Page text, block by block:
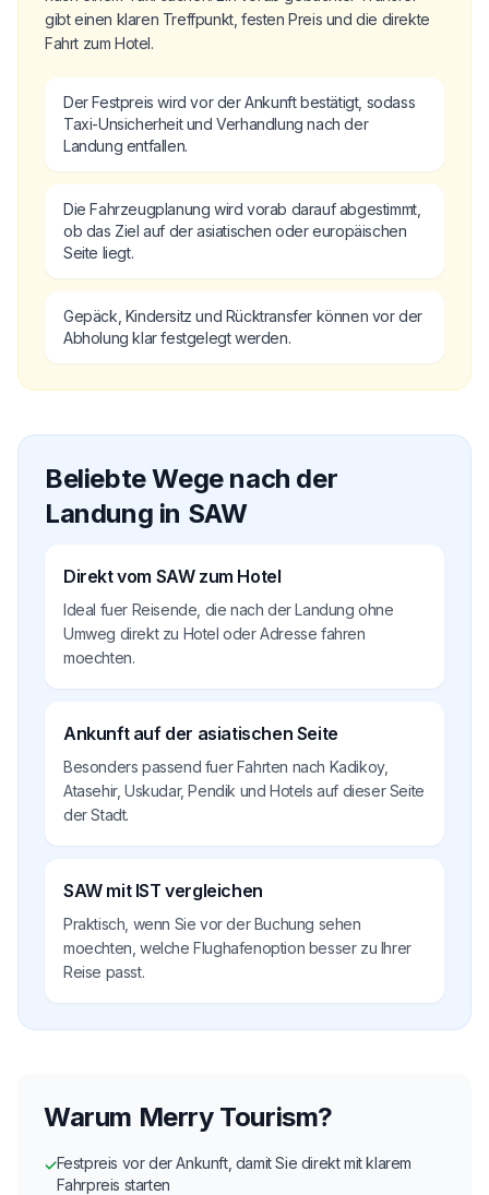
gibt einen klaren Treffpunkt, festen Preis und die direkte
Fahrt zum Hotel.
Der Festpreis wird vor der Ankunft bestätigt, sodass
Taxi-Unsicherheit und Verhandlung nach der
Landung entfallen.
Die Fahrzeugplanung wird vorab darauf abgestimmt,
ob das Ziel auf der asiatischen oder europäischen
Seite liegt.
Gepäck, Kindersitz und Rücktransfer können vor der
Abholung klar festgelegt werden.
Beliebte Wege nach der
Landung in SAW
Direkt vom SAW zum Hotel
Ideal fuer Reisende, die nach der Landung ohne
Umweg direkt zu Hotel oder Adresse fahren
moechten.
Ankunft auf der asiatischen Seite
Besonders passend fuer Fahrten nach Kadikoy,
Atasehir, Uskudar, Pendik und Hotels auf dieser Seite
der Stadt.
SAW mit IST vergleichen
Praktisch, wenn Sie vor der Buchung sehen
moechten, welche Flughafenoption besser zu Ihrer
Reise passt.
Warum Merry Tourism?
✓Festpreis vor der Ankunft, damit Sie direkt mit klarem
Fahrpreis starten